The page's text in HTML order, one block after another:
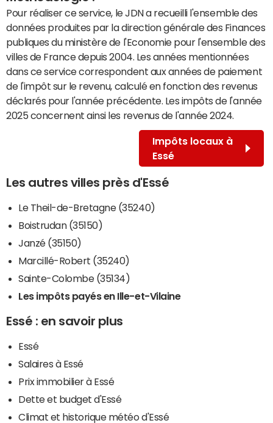
Pour réaliser ce service, le JDN a recueilli l'ensemble des
données produites par la direction générale des Finances
publiques du ministère de l'Economie pour l'ensemble des
villes de France depuis 2004. Les années mentionnées
dans ce service correspondent aux années de paiement
de l'impôt sur le revenu, calculé en fonction des revenus
déclarés pour l'année précédente. Les impôts de l'année
2025 concernent ainsi les revenus de l'année 2024.
Impôts locaux à
Essé
Les autres villes près d'Essé
Le Theil-de-Bretagne (35240)
Boistrudan (35150)
Janzé (35150)
Marcillé-Robert (35240)
Sainte-Colombe (35134)
Les impôts payés en Ille-et-Vilaine
Essé : en savoir plus
Essé
Salaires à Essé
Prix immobilier à Essé
Dette et budget d'Essé
Climat et historique météo d'Essé